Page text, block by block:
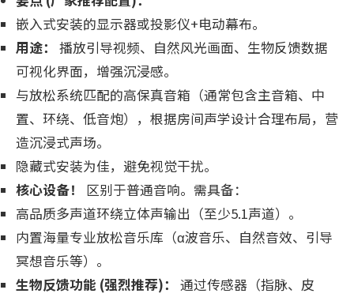
嵌入式安装的显示器或投影仪+电动幕布。
用途：
播放引导视频、自然风光画面、生物反馈数据
可视化界面，增强沉浸感。
与放松系统匹配的高保真音箱（通常包含主音箱、中
置、环绕、低音炮），根据房间声学设计合理布局，营
造沉浸式声场。
隐藏式安装为佳，避免视觉干扰。
核心设备！
区别于普通音响。需具备：
高品质多声道环绕立体声输出（至少5.1声道）。
内置海量专业放松音乐库（α波音乐、自然音效、引导
冥想音乐等）。
生物反馈功能 (强烈推荐)：
通过传感器（指脉、皮